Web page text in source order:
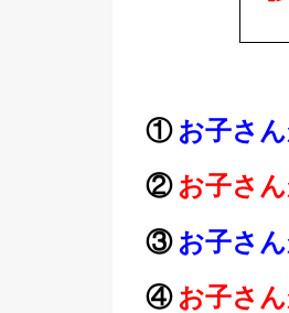
① お子さ
② お子さ
③ お子さ
④ お子さ